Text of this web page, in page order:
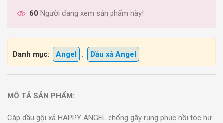
60 Người đang xem sản phẩm này!
Danh mục: Angel , Dầu xả Angel
MÔ TẢ SẢN PHẨM:
Cặp dầu gội xả HAPPY ANGEL chống gãy rụng phục hồi tóc hư